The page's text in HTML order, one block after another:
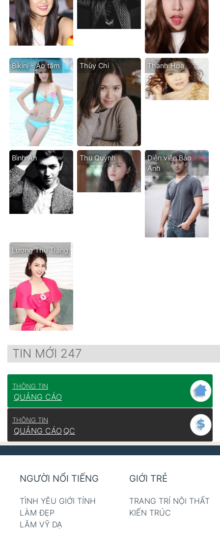
Bikini - Áo tăm Thùy Chi Thanh Hoa
Bình An Thu Quỳnh
Diễn viên Bảo
Anh
Lương Thu Trang
TIN MỚI 247
THÔNG TIN
QUẢNG CÁO
THÔNG TIN
QUẢNG CÁO QC
NGƯỜI NỔI TIẾNG
TÌNH YÊU GIỚI TÍNH
LÀM ĐẸP
LÂM VỸ DẠ
GIỚI TRẺ
TRANG TRÍ NỘI THẤT
KIẾN TRÚC